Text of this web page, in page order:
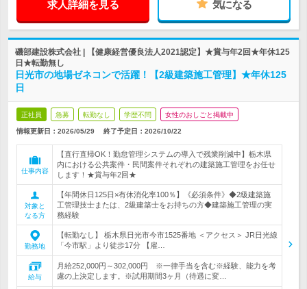
求人詳細を見る 気になる
磯部建設株式会社 | 【健康経営優良法人2021認定】★賞与年2回★年休125
日★転勤無し
日光市の地場ゼネコンで活躍！【2級建築施工管理】★年休125
日
正社員 急募 転勤なし 学歴不問 女性のおしごと掲載中
情報更新日：2026/05/29 終了予定日： 2026/10/22
仕事内容
【直行直帰OK！勤怠管理システムの導入で残業削減中】栃木県
内における公共案件・民間案件それぞれの建築施工管理をお任せ
します！★賞与年2回★
対象と
なる方
【年間休日125日×有休消化率100％】《必須条件》◆2級建築施
工管理技士または、2級建築士をお持ちの方◆建築施工管理の実
務経験
勤務地
【転勤なし】 栃木県日光市今市1525番地 ＜アクセス＞ JR日光線
「今市駅」より徒歩17分 【雇…
給与
月給252,000円～302,000円 ※一律手当を含む※経験、能力を考
慮の上決定します。※試用期間3ヶ月（待遇に変…